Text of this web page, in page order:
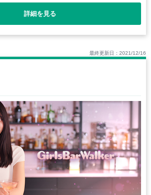
詳細を見る
最終更新日：2021/12/16